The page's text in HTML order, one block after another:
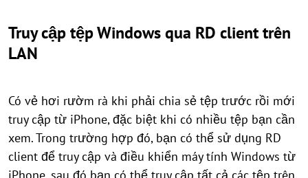
Truy cập tệp Windows qua RD client trên
LAN
Có vẻ hơi rườm rà khi phải chia sẻ tệp trước rồi mới
truy cập từ iPhone, đặc biệt khi có nhiều tệp bạn cần
xem. Trong trường hợp đó, bạn có thể sử dụng RD
client để truy cập và điều khiển máy tính Windows từ